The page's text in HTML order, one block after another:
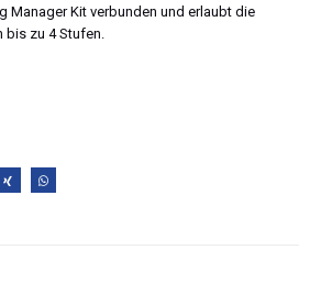
Manager Kit verbunden und erlaubt die
zu 4 Stufen.